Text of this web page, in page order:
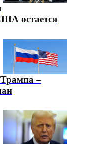
остается
Трампа –